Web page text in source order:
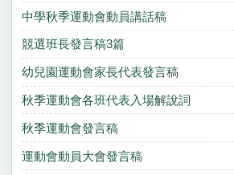
中學秋季運動會動員講話稿
競選班長發言稿3篇
幼兒園運動會家長代表發言稿
秋季運動會各班代表入場解說詞
秋季運動會發言稿
運動會動員大會發言稿